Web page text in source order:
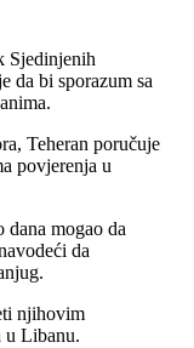
da bi sporazum sa
Teheran poručuje
povjerenja u
mogao da
da
njihovim
u Libanu.